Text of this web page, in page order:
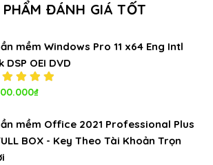
PHẨM ĐÁNH GIÁ TỐT
mềm Windows Pro 11 x64 Eng Intl
DSP OEI DVD
xếp
₫
mềm Office 2021 Professional Plus
BOX - Key Theo Tài Khoản Trọn